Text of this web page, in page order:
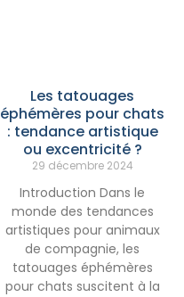
Les tatouages
éphémères pour chats
: tendance artistique
ou excentricité ?
29 décembre 2024
Introduction Dans le
monde des tendances
artistiques pour animaux
de compagnie, les
tatouages éphémères
pour chats suscitent à la